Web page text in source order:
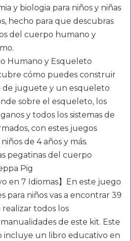
y biologia para niños y niñas
hecho para que descubras
del cuerpo humano y
Humano y Esqueleto
cómo puedes construir
de juguete y un esqueleto
sobre el esqueleto, los
y todos los sistemas de
con estes juegos
de 4 años y más.
pegatinas del cuerpo
Pig
en 7 Idiomas】En este juego
para niños vas a encontrar 39
todos los
de este kit. Este
incluye un libro educativo en